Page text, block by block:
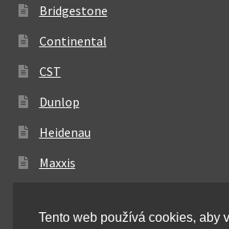
Bridgestone
Continental
CST
Dunlop
Heidenau
Maxxis
Michelin
Tento web používá cookies, aby